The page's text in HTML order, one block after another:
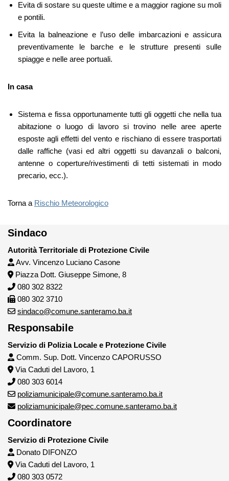
Evita di sostare su queste ultime e a maggior ragione su moli
e pontili.
Evita la balneazione e l’uso delle imbarcazioni e assicura
preventivamente le barche e le strutture presenti sulle
spiagge e nelle aree portuali.
In casa
Sistema e fissa opportunamente tutti gli oggetti che nella tua
abitazione o luogo di lavoro si trovino nelle aree aperte
esposte agli effetti del vento e rischiano di essere trasportati
dalle raffiche (vasi ed altri oggetti su davanzali o balconi,
antenne o coperture/rivestimenti di tetti sistemati in modo
precario, ecc.).
Torna a Rischio Meteorologico
Sindaco
Autorità Territoriale di Protezione Civile
Avv. Vincenzo Luciano Casone
Piazza Dott. Giuseppe Simone, 8
080 302 8322
080 302 3710
sindaco@comune.santeramo.ba.it
Responsabile
Servizio di Polizia Locale e Protezione Civile
Comm. Sup. Dott. Vincenzo CAPORUSSO
Via Caduti del Lavoro, 1
080 303 6014
poliziamunicipale@comune.santeramo.ba.it
poliziamunicipale@pec.comune.santeramo.ba.it
Coordinatore
Servizio di Protezione Civile
Donato DIFONZO
Via Caduti del Lavoro, 1
080 303 0572